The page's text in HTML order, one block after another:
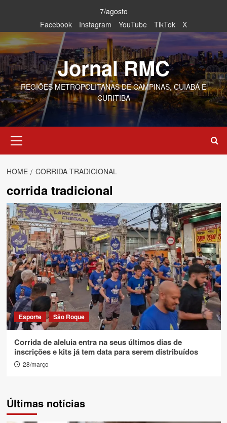
content
7/agosto
Facebook
Instagram YouTube TikTok X
Jornal RMC
REGIÕES METROPOLITANAS DE CAMPINAS, CUIABÁ E
CURITIBA
Menu
HOME CORRIDA TRADICIONAL
corrida tradicional
Esporte São Roque
Corrida de aleluia entra na seus últimos dias de
inscrições e kits já tem data para serem distribuídos
28/março
Últimas notícias